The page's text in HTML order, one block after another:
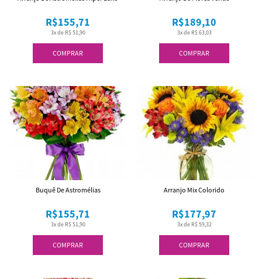
COMPRAR
3x de R$ 51,90
R$155,71
COMPRAR
3x de R$ 63,03
R$189,10
COMPRAR
3x de R$ 51,90
R$155,71
Buquê De Astromélias
COMPRAR
3x de R$ 59,32
R$177,97
Arranjo Mix Colorido